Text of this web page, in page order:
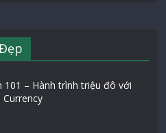
101 – Hành trình triệu đô với
Currency